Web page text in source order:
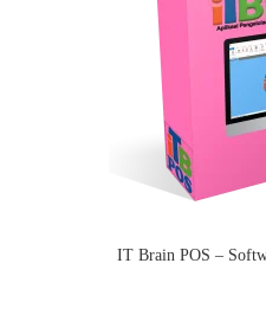
IT Brain POS –